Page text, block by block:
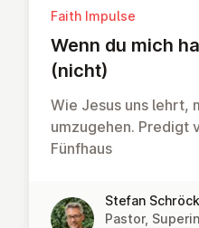
Faith Impulse
Wenn du mich
(nicht)
Wie Jesus uns lehrt,
umzugehen. Predigt
Fünfhaus
Stefan
Pastor,